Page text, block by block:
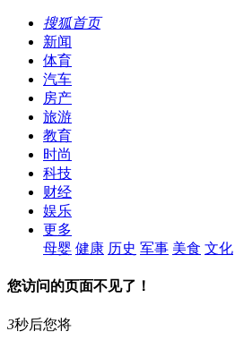
搜狐首页
新闻
体育
汽车
房产
旅游
教育
时尚
科技
财经
娱乐
更多
母婴 健康 历史 军事 美食 文化
您访问的页面不见了！
3秒后您将